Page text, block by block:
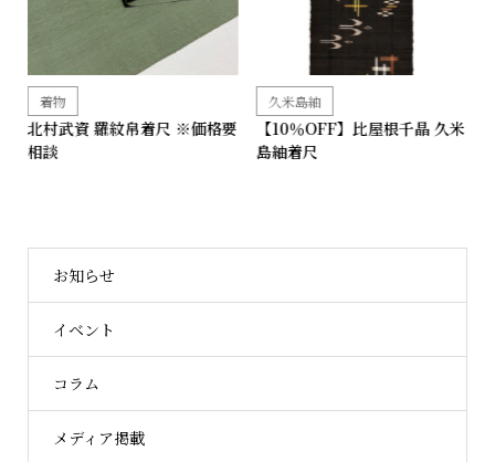
着物
北村武資 羅紋帛着尺 ※価格要
相談
久米島紬
【10％OFF】比屋根千晶 久米
島紬着尺
お知らせ
イベント
コラム
メディア掲載